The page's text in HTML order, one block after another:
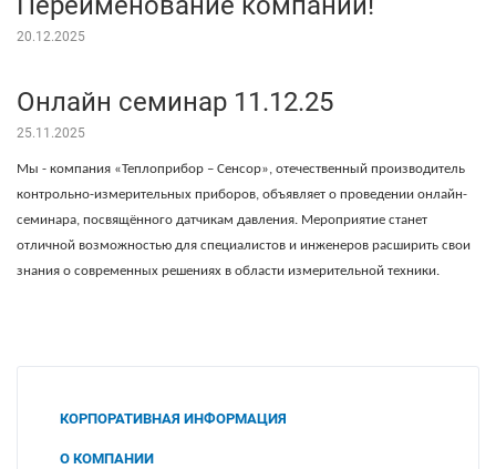
20.12.2025
Онлайн семинар 11.12.25
25.11.2025
Мы - компания «Теплоприбор – Сенсор», отечественный производитель
контрольно-измерительных приборов, объявляет о проведении онлайн-
семинара, посвящённого датчикам давления. Мероприятие станет
отличной возможностью для специалистов и инженеров расширить свои
знания о современных решениях в области измерительной техники.
КОРПОРАТИВНАЯ ИНФОРМАЦИЯ
О КОМПАНИИ